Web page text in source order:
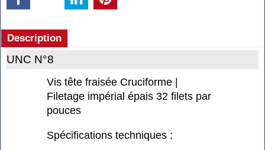
Description
UNC N°8
Vis tête fraisée Cruciforme |
Filetage impérial épais 32 filets par
pouces
Spécifications techniques :